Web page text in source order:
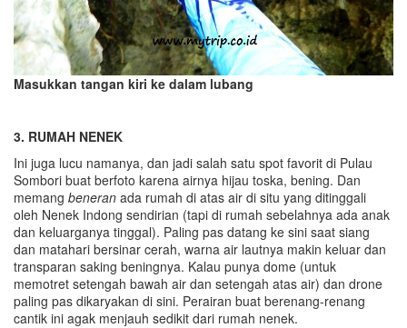
Masukkan tangan kiri ke dalam lubang
3. RUMAH NENEK
Ini juga lucu namanya, dan jadi salah satu spot favorit di Pulau
Sombori buat berfoto karena airnya hijau toska, bening. Dan
memang beneran ada rumah di atas air di situ yang ditinggali
oleh Nenek Indong sendirian (tapi di rumah sebelahnya ada anak
dan keluarganya tinggal). Paling pas datang ke sini saat siang
dan matahari bersinar cerah, warna air lautnya makin keluar dan
transparan saking beningnya. Kalau punya dome (untuk
memotret setengah bawah air dan setengah atas air) dan drone
paling pas dikaryakan di sini. Perairan buat berenang-renang
cantik ini agak menjauh sedikit dari rumah nenek.